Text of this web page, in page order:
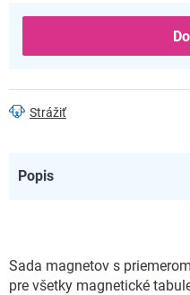
Strážiť
Popis
Sada magnetov s
pre všetky magnetické